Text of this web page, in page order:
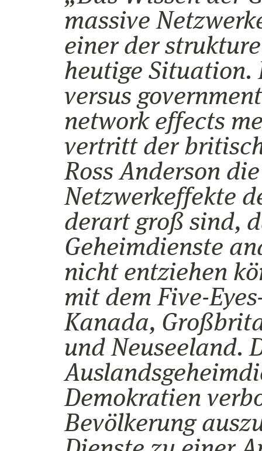
massive
einer der
heutige Situation.
versus
network effects
vertritt der
Ross Anderson
Netzwerkeffekte
derart groß sind,
Geheimdienste
nicht entziehen
mit dem Five-
Kanada,
und Neuseeland.
Demokratien
Bevölkerung